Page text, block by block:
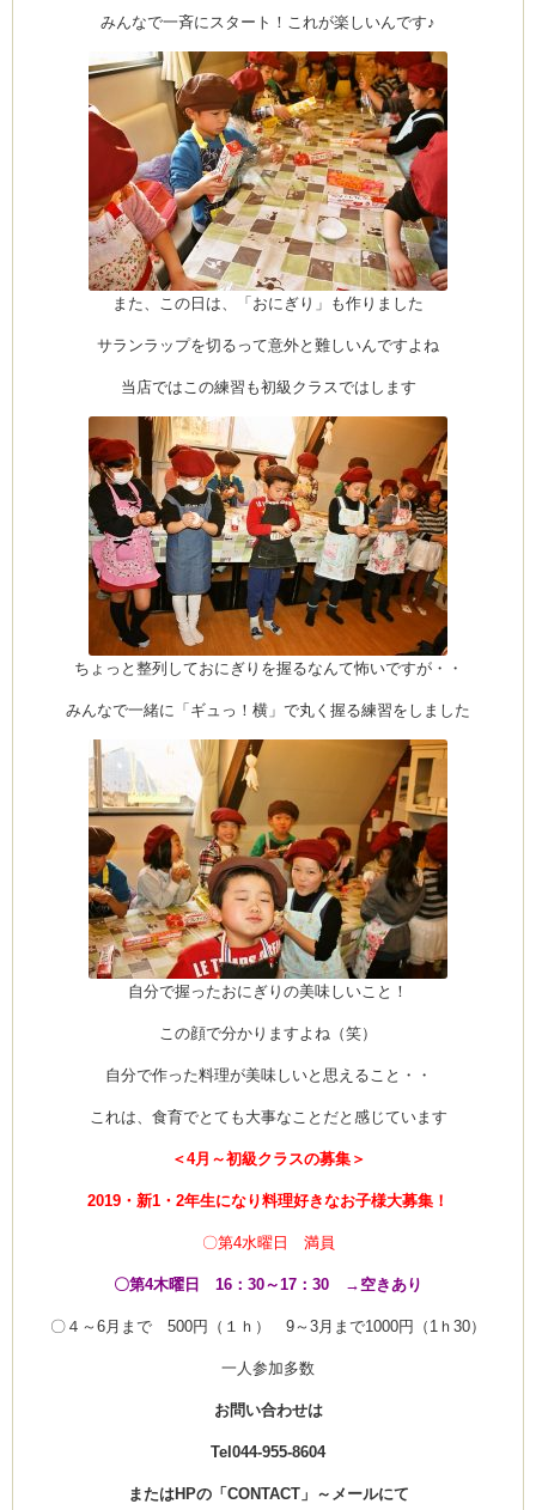
みんなで一斉にスタート！これが楽しいんです♪
また、この日は、「おにぎり」も作りました
サランラップを切るって意外と難しいんですよね
当店ではこの練習も初級クラスではします
ちょっと整列しておにぎりを握るなんて怖いですが・・
みんなで一緒に「ギュっ！横」で丸く握る練習をしました
自分で握ったおにぎりの美味しいこと！
この顔で分かりますよね（笑）
自分で作った料理が美味しいと思えること・・
これは、食育でとても大事なことだと感じています
＜4月～初級クラスの募集＞
2019・新1・2年生になり料理好きなお子様大募集！
〇第4水曜日 満員
〇第4木曜日 16：30～17：30 →空きあり
〇４～6月まで 500円（１ｈ） 9～3月まで1000円（1ｈ30）
一人参加多数
お問い合わせは
Tel044-955-8604
またはHPの「CONTACT」～メールにて